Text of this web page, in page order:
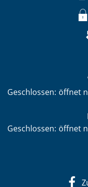
Klicken, um weitere
Geschlossen: öffnet
Klicken, um weitere
Geschlossen: öffnet